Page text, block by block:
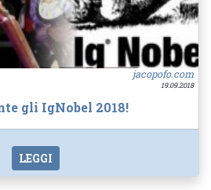
jacopofo.com
19.09.2018
gli IgNobel 2018!
LEGGI